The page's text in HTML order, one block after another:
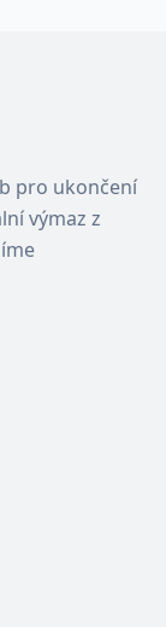
pro ukončení
výmaz z